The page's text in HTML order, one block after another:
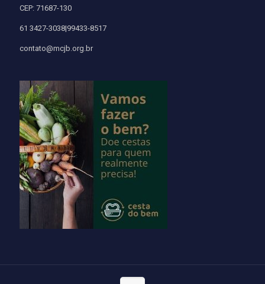
CEP: 71687-130
61 3427-3038|99433-8517
contato@mcjb.org.br